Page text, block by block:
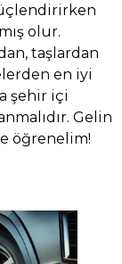
olur.
taşlardan
en iyi
şehir içi
Gelin
öğrenelim!